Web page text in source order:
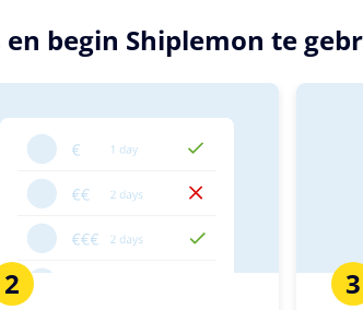
begin Shiplemon te
2 3